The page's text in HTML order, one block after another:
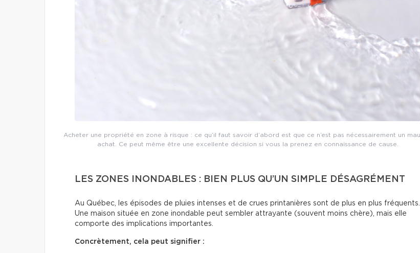
Acheter une propriété en zone à risque : ce qu’il faut savoir d’abord est que ce n’est pas nécessairement un
achat. Ce peut même être une excellente décision si vous la prenez en connaissance de cause.
LES ZONES INONDABLES : BIEN PLUS QU’UN SIMPLE DÉSAGRÉMENT
Au Québec, les épisodes de pluies intenses et de crues printanières sont de plus en plus fréquents.
Une maison située en zone inondable peut sembler attrayante (souvent moins chère), mais elle
comporte des implications importantes.
Concrètement, cela peut signifier :